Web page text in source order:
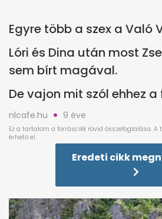
Egyre több a szex a Való
Lóri és Dina után most
sem bírt magával.
De vajon mit szól ehhez
nlcafe.hu 9 éve
Eredeti cikk